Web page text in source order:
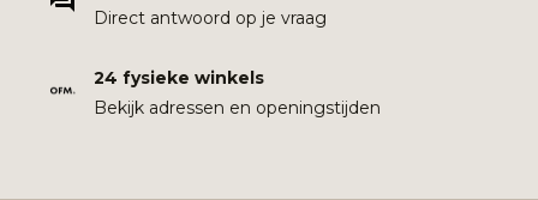
Direct antwoord op je vraag
24 fysieke winkels
Bekijk adressen en openingstijden